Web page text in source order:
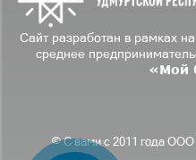
Сайт разработан в рамках
среднее
«Мой
© С вами с 2011 года